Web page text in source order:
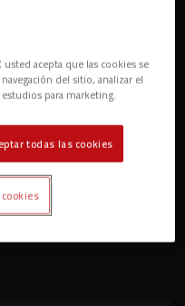
usted acepta que las cookies se
del sitio, analizar el
para marketing.
todas las cookies